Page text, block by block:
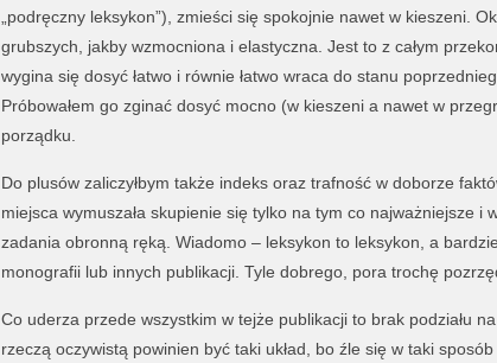
„podręczny leksykon”), zmieści się spokojnie nawet w kieszeni.
grubszych, jakby wzmocniona i elastyczna. Jest to z całym
wygina się dosyć łatwo i równie łatwo wraca do stanu
Próbowałem go zginać dosyć mocno (w kieszeni a nawet w
porządku.
Do plusów zaliczyłbym także indeks oraz trafność w doborze
miejsca wymuszała skupienie się tylko na tym co najważniejsze i
zadania obronną ręką. Wiadomo – leksykon to leksykon, a
monografii lub innych publikacji. Tyle dobrego, pora trochę
Co uderza przede wszystkim w tejże publikacji to brak podziału
rzeczą oczywistą powinien być taki układ, bo źle się w taki